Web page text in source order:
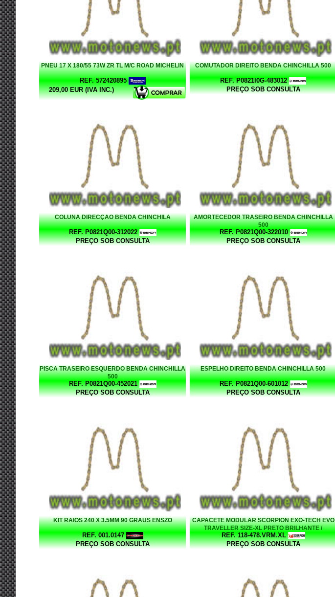
PNEU 17 X 180/55 73W ZR TL M/C ROAD MICHELIN
REF. 572420895
209,00 EUR (IVA INC.)
COMUTADOR DIREITO BENDA CHINCHILLA 500
REF. P0821I0G-483012
PREÇO SOB CONSULTA
COLUNA DIRECÇAO BENDA CHINCHILA
REF. P0821Q00-312022
PREÇO SOB CONSULTA
AMORTECEDOR TRASEIRO BENDA CHINCHILLA
500
REF. P0821Q00-322010
PREÇO SOB CONSULTA
PISCA TRASEIRO ESQUERDO BENDA CHINCHILLA
500
REF. P0821Q00-452021
PREÇO SOB CONSULTA
ESPELHO DIREITO BENDA CHINCHILLA 500
REF. P0821Q00-601012
PREÇO SOB CONSULTA
KIT RAIOS 240 X 3.5MM 90 GRAUS ENSZO
REF. 001.0147
PREÇO SOB CONSULTA
CAPACETE MODULAR SCORPION EXO-TECH EVO
TRAVELLER SIZE-XL PRETO BRILHANTE /
VERMELHO
REF. 118-478.VRM.XL
PREÇO SOB CONSULTA